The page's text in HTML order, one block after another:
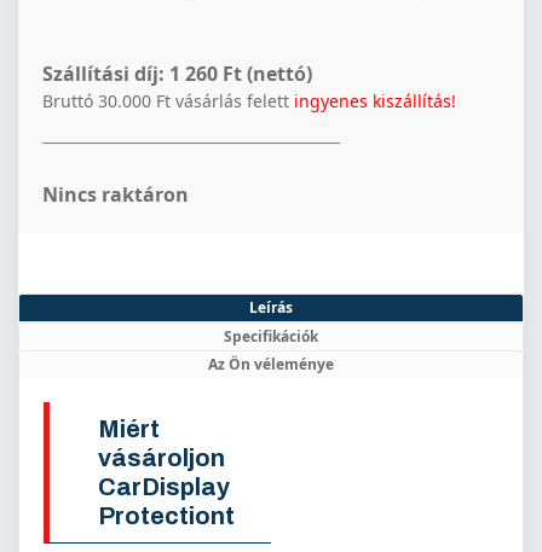
Szállítási díj: 1 260 Ft (nettó)
Bruttó 30.000 Ft vásárlás felett ingyenes kiszállítás!
Nincs raktáron
Leírás
Specifikációk
Az Ön véleménye
Miért
vásároljon
CarDisplay
Protectiont